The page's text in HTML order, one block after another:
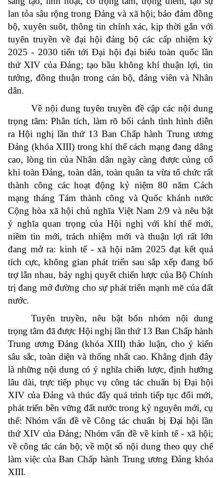
lan tỏa sâu rộng trong Đảng và xã hội; bảo đảm đồng
bộ, xuyên suôt, thông tin chính xác, kịp thời gắn với
tuyên truyền về đại hội đảng bộ các cấp nhiệm kỳ
2025 - 2030 tiến tới Đại hội đại biểu toàn quốc lần
thứ XIV của Đảng; tạo bầu không khí thuận lợi, tin
tưởng, đồng thuận trong cán bộ, đảng viên và Nhân
dân.
Về nội dung tuyên truyền đề cập các nội dung
trọng tâm: Phân tích, làm rõ bối cảnh tình hình diễn
ra Hội nghị lần thứ 13 Ban Chấp hành Trung ương
Đảng (khóa XIII) trong khí thế cách mạng đang dâng
cao, lòng tin của Nhân dân ngày càng được củng cố
khi toàn Đảng, toàn dân, toàn quân ta vừa tổ chức rất
thành công các hoạt động kỷ niệm 80 năm Cách
mạng tháng Tám thành công và Quốc khánh nước
Cộng hòa xã hội chủ nghĩa Việt Nam 2/9 và nêu bật
ý nghĩa quan trọng của Hội nghị với khí thế mới,
niềm tin mới, trách nhiệm mới và thuận lợi rất lớn
đang mở ra: kinh tế - xã hội năm 2025 đạt kết quả
tích cực, không gian phát triển sau sắp xếp đang bổ
trợ lẫn nhau, bảy nghị quyết chiến lược của Bộ Chính
trị đang mở đường cho sự phát triển mạnh mẽ của đất
nước.
Tuyên truyền, nêu bật bốn nhóm nội dung
trọng tâm đã được Hội nghị lần thứ 13 Ban Chấp hành
Trung ương Đảng (khóa XIII) thảo luận, cho ý kiến
sâu sắc, toàn diện và thống nhất cao. Khẳng định đây
là những nội dung có ý nghĩa chiến lược, định hướng
lâu dài, trực tiếp phục vụ công tác chuẩn bị Đại hội
XIV của Đảng và thúc đẩy quá trình tiếp tục đổi mới,
phát triển bền vững đất nước trong kỷ nguyên mới, cụ
thể: Nhóm vấn đề về Công tác chuẩn bị Đại hội lần
thứ XIV của Đảng; Nhóm vấn đề về kinh tế - xã hội;
về công tác cán bộ; về một số nội dung theo quy chế
làm việc của Ban Chấp hành Trung ương Đảng khóa
XIII.